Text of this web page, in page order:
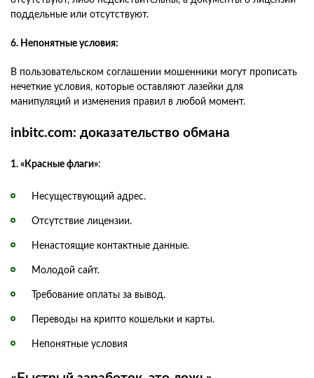
поддельные или отсутствуют.
6. Непонятные условия:
В пользовательском соглашении мошенники могут прописать
нечеткие условия, которые оставляют лазейки для
манипуляций и изменения правил в любой момент.
inbitc.com: доказательство обмана
1. «Красные флаги»:
Несуществующий адрес.
Отсутствие лицензии.
Ненастоящие контактные данные.
Молодой сайт.
Требование оплаты за вывод.
Переводы на крипто кошельки и карты.
Непонятные условия